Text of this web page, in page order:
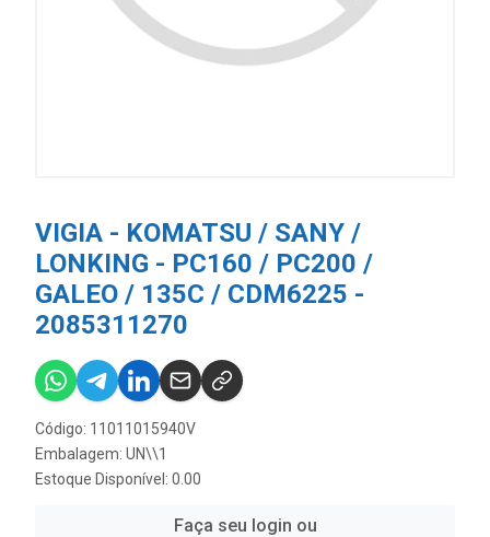
VIGIA - KOMATSU / SANY /
LONKING - PC160 / PC200 /
GALEO / 135C / CDM6225 -
2085311270
Código: 11011015940V
Embalagem: UN\\1
Estoque Disponível: 0.00
Faça seu login ou